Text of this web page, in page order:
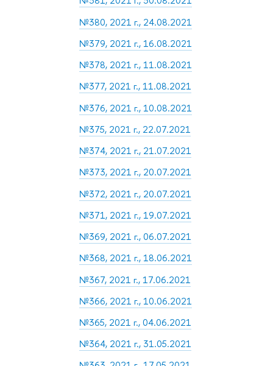
№380, 2021 г., 24.08.2021
№379, 2021 г., 16.08.2021
№378, 2021 г., 11.08.2021
№377, 2021 г., 11.08.2021
№376, 2021 г., 10.08.2021
№375, 2021 г., 22.07.2021
№374, 2021 г., 21.07.2021
№373, 2021 г., 20.07.2021
№372, 2021 г., 20.07.2021
№371, 2021 г., 19.07.2021
№369, 2021 г., 06.07.2021
№368, 2021 г., 18.06.2021
№367, 2021 г., 17.06.2021
№366, 2021 г., 10.06.2021
№365, 2021 г., 04.06.2021
№364, 2021 г., 31.05.2021